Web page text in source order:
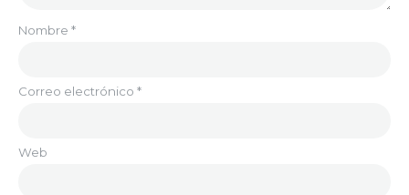
Nombre *
Correo electrónico *
Web